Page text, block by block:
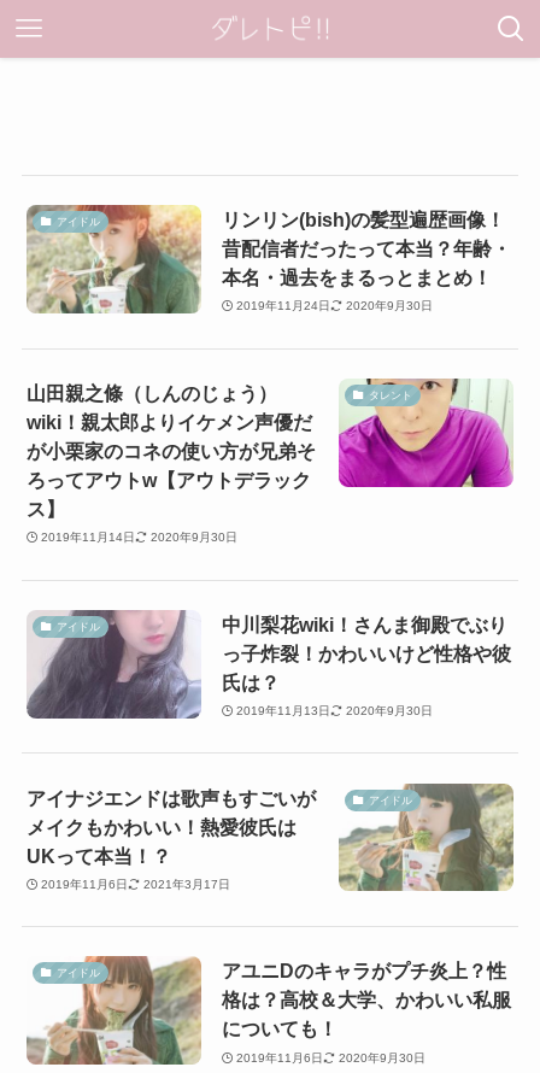
アイドル
リンリン(bish)の髪型遍歴画像！
昔配信者だったって本当？年齢・
本名・過去をまるっとまとめ！
2019年11月24日 2020年9月30日
タレント
山田親之條（しんのじょう）
wiki！親太郎よりイケメン声優だ
が小栗家のコネの使い方が兄弟そ
ろってアウトw【アウトデラック
ス】
2019年11月14日 2020年9月30日
アイドル
中川梨花wiki！さんま御殿でぶり
っ子炸裂！かわいいけど性格や彼
氏は？
2019年11月13日 2020年9月30日
アイドル
アイナジエンドは歌声もすごいが
メイクもかわいい！熱愛彼氏は
UKって本当！？
2019年11月6日 2021年3月17日
アイドル
アユニDのキャラがプチ炎上？性
格は？高校＆大学、かわいい私服
についても！
2019年11月6日 2020年9月30日